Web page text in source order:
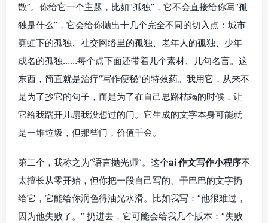
散”。你给它一个主题，比如“孤独”，它不会直接给你写“孤
独是什么”，它会给你抛出十几个完全不同的切入点：城市
霓虹下的孤独、社交网络里的孤独、老年人的孤独、少年
成名的孤独……每个点下面还带着几个素材、几句名言。这
东西，简直就是治疗“写作便秘”的特效药。我用它，从来不
是为了抄它的句子，而是为了在自己思路枯竭的时候，让
它给我踹开几扇我没想过的门。它生成的文字本身可能就
是一堆垃圾，但那些门，价值千金。
第二个，我称之为“语言抛光师”。这个ai 作文写作小程序不
太擅长从零开始，但你把一段自己写的、干巴巴的文字扔
给它，它能给你润色得油光水滑。比如我写：“他很难过，
因为他失败了。” 扔进去，它可能会给我几个版本：“失败